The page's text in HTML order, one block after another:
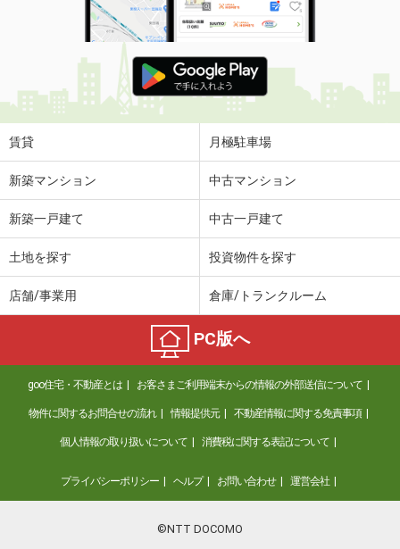
賃貸 月極駐車場
新築マンション 中古マンション
新築一戸建て 中古一戸建て
土地を探す 投資物件を探す
店舗/事業用 倉庫/トランクルーム
PC版へ
goo住宅・不動産とは お客さまご利用端末からの情報の外部送信について
物件に関するお問合せの流れ 情報提供元 不動産情報に関する免責事項
個人情報の取り扱いについて 消費税に関する表記について
プライバシーポリシー ヘルプ お問い合わせ 運営会社
©NTT DOCOMO